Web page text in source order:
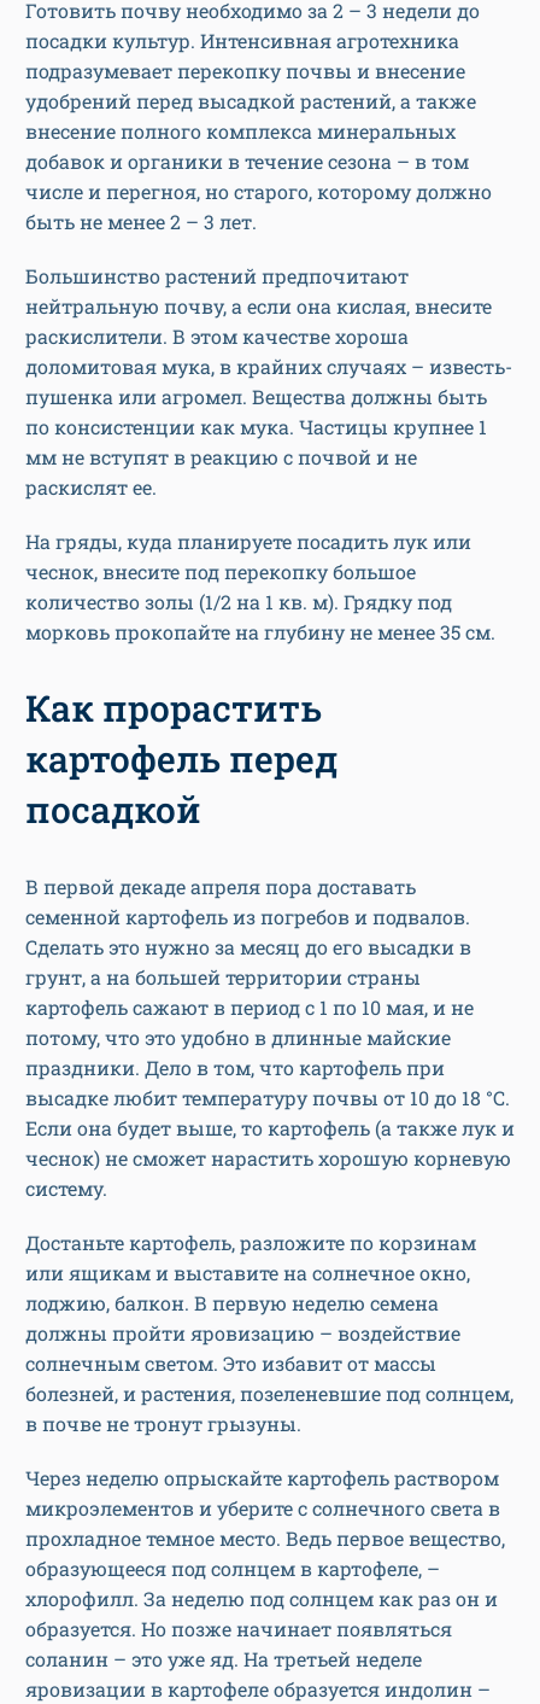
Готовить почву необходимо за 2 – 3 недели до
посадки культур. Интенсивная агротехника
подразумевает перекопку почвы и внесение
удобрений перед высадкой растений, а также
внесение полного комплекса минеральных
добавок и органики в течение сезона – в том
числе и перегноя, но старого, которому должно
быть не менее 2 – 3 лет.
Большинство растений предпочитают
нейтральную почву, а если она кислая, внесите
раскислители. В этом качестве хороша
доломитовая мука, в крайних случаях – известь-
пушенка или агромел. Вещества должны быть
по консистенции как мука. Частицы крупнее 1
мм не вступят в реакцию с почвой и не
раскислят ее.
На гряды, куда планируете посадить лук или
чеснок, внесите под перекопку большое
количество золы (1/2 на 1 кв. м). Грядку под
морковь прокопайте на глубину не менее 35 см.
Как прорастить
картофель перед
посадкой
В первой декаде апреля пора доставать
семенной картофель из погребов и подвалов.
Сделать это нужно за месяц до его высадки в
грунт, а на большей территории страны
картофель сажают в период с 1 по 10 мая, и не
потому, что это удобно в длинные майские
праздники. Дело в том, что картофель при
высадке любит температуру почвы от 10 до 18 °С.
Если она будет выше, то картофель (а также лук и
чеснок) не сможет нарастить хорошую корневую
систему.
Достаньте картофель, разложите по корзинам
или ящикам и выставите на солнечное окно,
лоджию, балкон. В первую неделю семена
должны пройти яровизацию – воздействие
солнечным светом. Это избавит от массы
болезней, и растения, позеленевшие под солнцем,
в почве не тронут грызуны.
Через неделю опрыскайте картофель раствором
микроэлементов и уберите с солнечного света в
прохладное темное место. Ведь первое вещество,
образующееся под солнцем в картофеле, –
хлорофилл. За неделю под солнцем как раз он и
образуется. Но позже начинает появляться
соланин – это уже яд. На третьей неделе
яровизации в картофеле образуется индолин –